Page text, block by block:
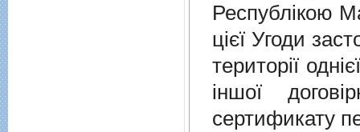
Республікою
цієї Угоди
території
іншої
сертификату